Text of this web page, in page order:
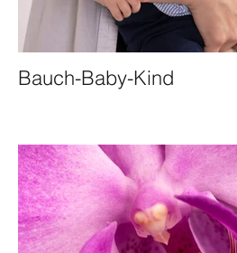
Bauch-Baby-Kind